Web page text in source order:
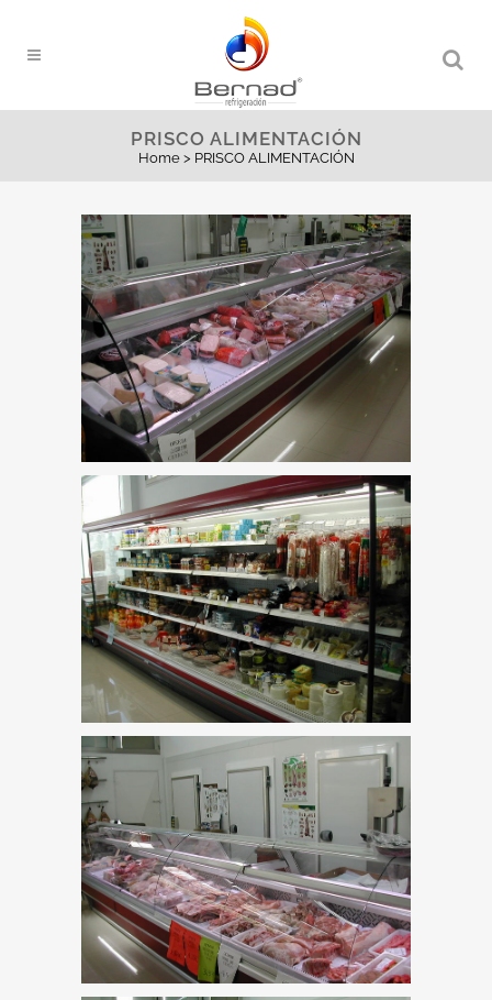
PRISCO ALIMENTACIÓN
Home> PRISCO ALIMENTACIÓN